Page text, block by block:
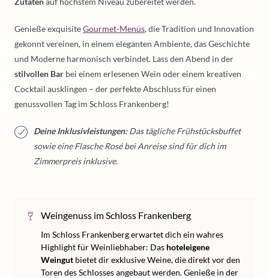
Genieße exquisiteGourmet-Menüs, die Tradition und Innovation
gekonnt vereinen, in einem eleganten Ambiente, das Geschichte
und Moderne harmonisch verbindet. Lass den Abend in der
stilvollen Bar bei einem erlesenen Wein oder einem kreativen
Cocktail ausklingen – der perfekte Abschluss für einen
genussvollen Tag im Schloss Frankenberg!
Deine Inklusivleistungen:Das tägliche Frühstücksbuffet
sowie eine Flasche Rosé bei Anreise sind für dich im
Zimmerpreis inklusive.
Weingenuss im Schloss Frankenberg
Im Schloss Frankenberg erwartet dich ein wahres
Highlight für Weinliebhaber: Das hoteleigene
Weingut bietet dir exklusive Weine, die direkt vor den
Toren des Schlosses angebaut werden. Genieße in der